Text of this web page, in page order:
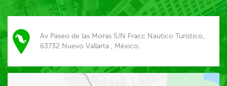
Av Paseo de las Moras S/N Fracc Nautico Turistico,
63732 Nuevo Vallarta , México.